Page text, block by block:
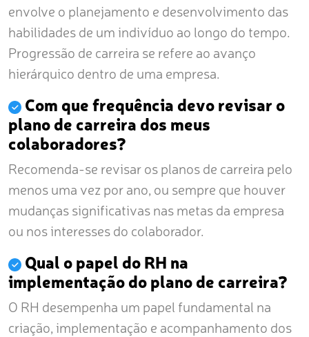
envolve o planejamento e desenvolvimento das
habilidades de um indivíduo ao longo do tempo.
Progressão de carreira se refere ao avanço
hierárquico dentro de uma empresa.
Com que frequência devo revisar o
plano de carreira dos meus
colaboradores?
Recomenda-se revisar os planos de carreira pelo
menos uma vez por ano, ou sempre que houver
mudanças significativas nas metas da empresa
ou nos interesses do colaborador.
Qual o papel do RH na
implementação do plano de carreira?
O RH desempenha um papel fundamental na
criação, implementação e acompanhamento dos